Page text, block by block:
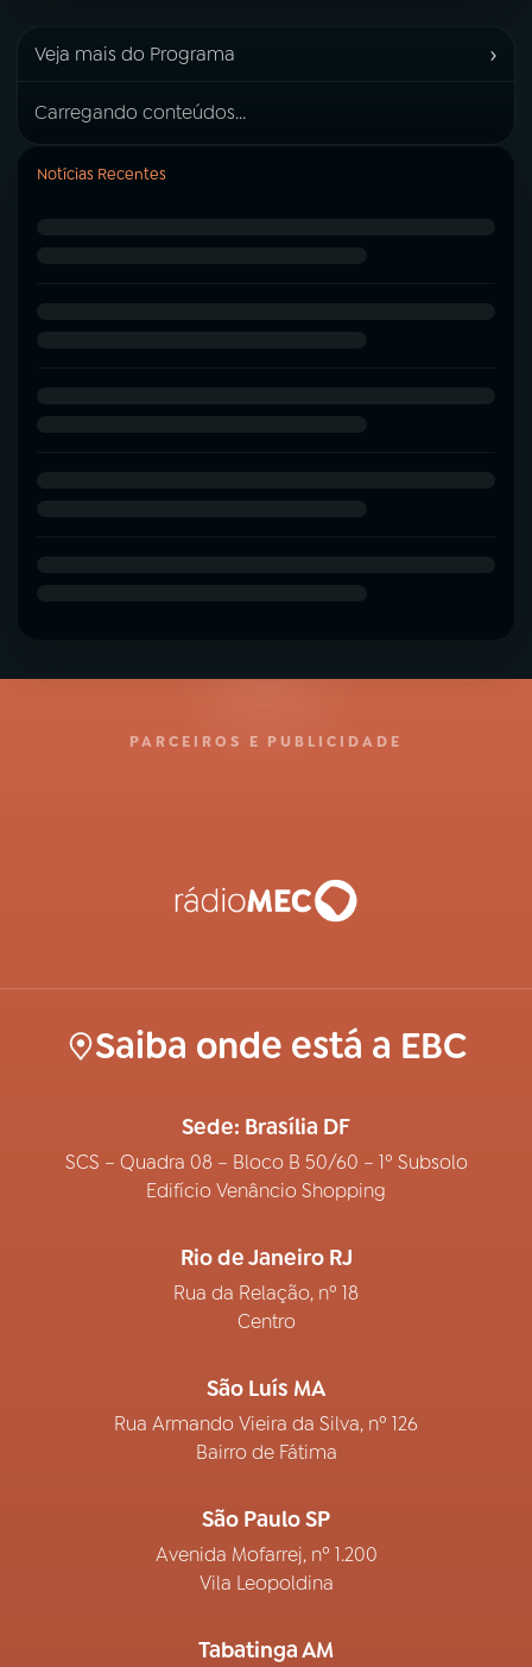
Veja mais do Programa ›
Carregando conteúdos...
Notícias Recentes
PARCEIROS E PUBLICIDADE
Saiba onde está a EBC
Sede: Brasília DF
SCS – Quadra 08 – Bloco B 50/60 – 1º Subsolo
Edifício Venâncio Shopping
Rio de Janeiro RJ
Rua da Relação, nº 18
Centro
São Luís MA
Rua Armando Vieira da Silva, nº 126
Bairro de Fátima
São Paulo SP
Avenida Mofarrej, nº 1.200
Vila Leopoldina
Tabatinga AM